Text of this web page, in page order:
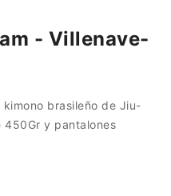
- Villenave-
brasileño de Jiu-
y pantalones